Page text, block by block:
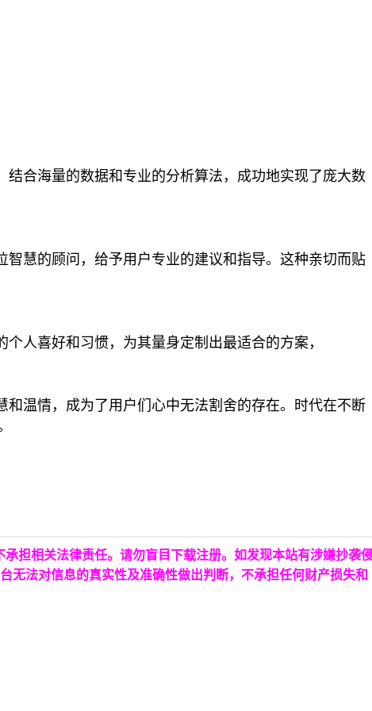
结合海量的数据和专业的分析算法，成功地实现了庞大数
慧的顾问，给予用户专业的建议和指导。这种亲切而贴
人喜好和习惯，为其量身定制出最适合的方案，
温情，成为了用户们心中无法割舍的存在。时代在不断
担相关法律责任。请勿盲目下载注册。如发现本站有涉嫌抄袭
无法对信息的真实性及准确性做出判断，不承担任何财产损失和